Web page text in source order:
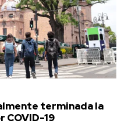
terminada la
COVID-19